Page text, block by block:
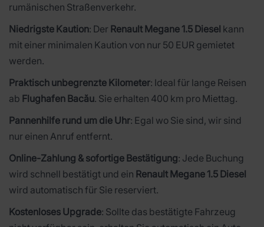
rumänischen Straßenverkehr.
Niedrigste Kaution: Der Renault Megane 1.5 Diesel kann
mit einer minimalen Kaution von nur 50 EUR gemietet
werden.
Praktisch unbegrenzte Kilometer: Ideal für lange Reisen
ab Flughafen Bacău. Sie erhalten 400 km pro Miettag.
Pannenhilfe rund um die Uhr: Egal wo Sie sind, wir sind
nur einen Anruf entfernt.
Online-Zahlung & sofortige Bestätigung: Jede Buchung
wird schnell bestätigt und ein Renault Megane 1.5 Diesel
wird automatisch für Sie reserviert.
Kostenloses Upgrade: Sollte das bestätigte Fahrzeug